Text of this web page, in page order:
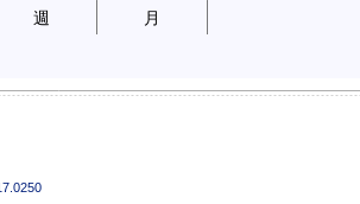
週 月